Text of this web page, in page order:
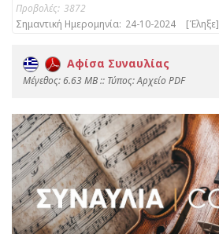
Προβολές: 3872
Σημαντική Ημερομηνία: 24-10-2024 [Έληξε]
Αφίσα Συναυλίας
Mέγεθος: 6.63 MB :: Τύπος: Αρχείο PDF